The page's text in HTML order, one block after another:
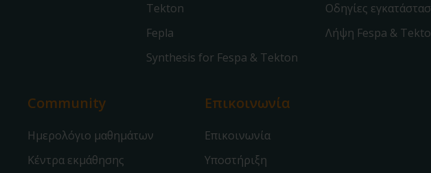
Tekton
Fepla
Synthesis for Fespa & Tekton
Οδηγίες
Λήψη Fespa &
Community
Ημερολόγιο μαθημάτων
Κέντρα εκμάθησης
Επικοινωνία
Επικοινωνία
Υποστήριξη